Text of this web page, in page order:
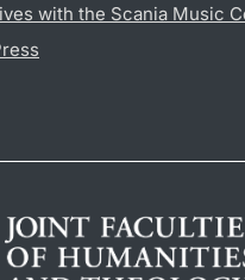
with the Scania Music